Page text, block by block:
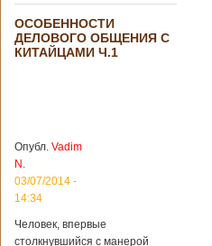
Китая. Об этом
сообщает
агентство Синьхуа,
реликвий. Площадь
участка, на
котором добывали
бирюзу, составляет
квадратных
километров.
ОСОБЕННОСТИ
ДЕЛОВОГО ОБЩЕНИЯ С
КИТАЙЦАМИ Ч.1
Опубл. Vadim
N.
03/07/2014 -
14:34
Человек, впервые
столкнувшийся с манерой